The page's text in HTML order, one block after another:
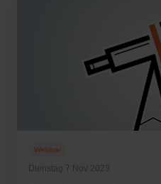
Dienstag 7 Nov 2023
Webinar